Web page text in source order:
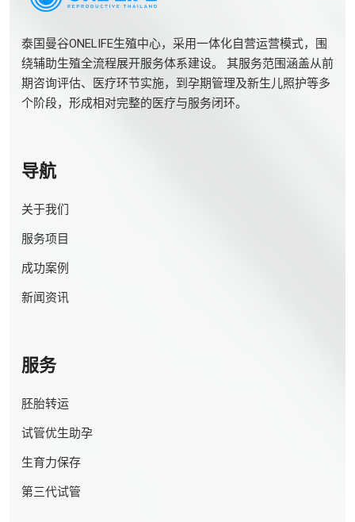
泰国曼谷ONELIFE生殖中心，采用一体化自营运营模式，围
绕辅助生殖全流程展开服务体系建设。 其服务范围涵盖从前
期咨询评估、医疗环节实施，到孕期管理及新生儿照护等多
个阶段，形成相对完整的医疗与服务闭环。
导航
关于我们
服务项目
成功案例
新闻资讯
服务
胚胎转运
试管优生助孕
生育力保存
第三代试管